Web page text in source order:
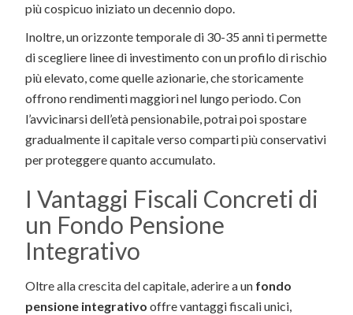
più cospicuo iniziato un decennio dopo.
Inoltre, un orizzonte temporale di 30-35 anni ti permette
di scegliere linee di investimento con un profilo di rischio
più elevato, come quelle azionarie, che storicamente
offrono rendimenti maggiori nel lungo periodo. Con
l’avvicinarsi dell’età pensionabile, potrai poi spostare
gradualmente il capitale verso comparti più conservativi
per proteggere quanto accumulato.
I Vantaggi Fiscali Concreti di
un Fondo Pensione
Integrativo
Oltre alla crescita del capitale, aderire a un fondo
pensione integrativo offre vantaggi fiscali unici,